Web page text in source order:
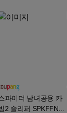
파이더 남녀공용 카
2 슬리퍼 SPKFFNS